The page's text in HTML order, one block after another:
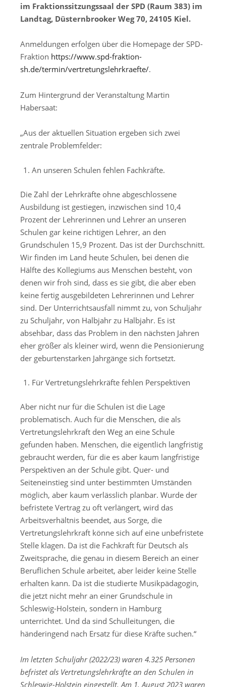
im Fraktionssitzungssaal der SPD (Raum 383) im
Landtag, Düsternbrooker Weg 70, 24105 Kiel.
Anmeldungen erfolgen über die Homepage der SPD-
Fraktion https://www.spd-fraktion-
sh.de/termin/vertretungslehrkraefte/.
Zum Hintergrund der Veranstaltung Martin
Habersaat:
„Aus der aktuellen Situation ergeben sich zwei
zentrale Problemfelder:
An unseren Schulen fehlen Fachkräfte.
Die Zahl der Lehrkräfte ohne abgeschlossene
Ausbildung ist gestiegen, inzwischen sind 10,4
Prozent der Lehrerinnen und Lehrer an unseren
Schulen gar keine richtigen Lehrer, an den
Grundschulen 15,9 Prozent. Das ist der Durchschnitt.
Wir finden im Land heute Schulen, bei denen die
Hälfte des Kollegiums aus Menschen besteht, von
denen wir froh sind, dass es sie gibt, die aber eben
keine fertig ausgebildeten Lehrerinnen und Lehrer
sind. Der Unterrichtsausfall nimmt zu, von Schuljahr
zu Schuljahr, von Halbjahr zu Halbjahr. Es ist
absehbar, dass das Problem in den nächsten Jahren
eher größer als kleiner wird, wenn die Pensionierung
der geburtenstarken Jahrgänge sich fortsetzt.
Für Vertretungslehrkräfte fehlen Perspektiven
Aber nicht nur für die Schulen ist die Lage
problematisch. Auch für die Menschen, die als
Vertretungslehrkraft den Weg an eine Schule
gefunden haben. Menschen, die eigentlich langfristig
gebraucht werden, für die es aber kaum langfristige
Perspektiven an der Schule gibt. Quer- und
Seiteneinstieg sind unter bestimmten Umständen
möglich, aber kaum verlässlich planbar. Wurde der
befristete Vertrag zu oft verlängert, wird das
Arbeitsverhältnis beendet, aus Sorge, die
Vertretungslehrkraft könne sich auf eine unbefristete
Stelle klagen. Da ist die Fachkraft für Deutsch als
Zweitsprache, die genau in diesem Bereich an einer
Beruflichen Schule arbeitet, aber leider keine Stelle
erhalten kann. Da ist die studierte Musikpädagogin,
die jetzt nicht mehr an einer Grundschule in
Schleswig-Holstein, sondern in Hamburg
unterrichtet. Und da sind Schulleitungen, die
händeringend nach Ersatz für diese Kräfte suchen.“
Im letzten Schuljahr (2022/23) waren 4.325 Personen
befristet als Vertretungslehrkräfte an den Schulen in
Schleswig-Holstein eingestellt. Am 1. August 2023 waren